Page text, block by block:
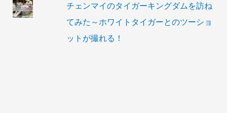
チェンマイのタイガーキングダムを訪ね
てみた～ホワイトタイガーとのツーショ
ットが撮れる！